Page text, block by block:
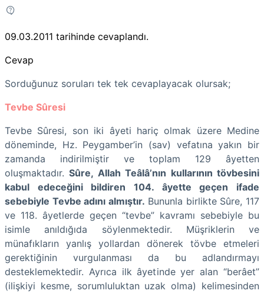
09.03.2011 tarihinde cevaplandı.
Cevap
Sorduğunuz soruları tek tek cevaplayacak olursak;
Tevbe Sûresi
Tevbe Sûresi, son iki âyeti hariç olmak üzere Medine
döneminde, Hz. Peygamber’in (sav) vefatına yakın bir
zamanda indirilmiştir ve toplam 129 âyetten
oluşmaktadır.Sûre, Allah Teâlâ’nın kullarının tövbesini
kabul edeceğini bildiren 104. âyette geçen ifade
sebebiyle Tevbe adını almıştır. Bununla birlikte Sûre, 117
ve 118. âyetlerde geçen “tevbe” kavramı sebebiyle bu
isimle anıldığıda söylenmektedir. Müşriklerin ve
münafıkların yanlış yollardan dönerek tövbe etmeleri
gerektiğinin vurgulanması da bu adlandırmayı
desteklemektedir. Ayrıca ilk âyetinde yer alan “berâet”
(ilişkiyi kesme, sorumluluktan uzak olma) kelimesinden